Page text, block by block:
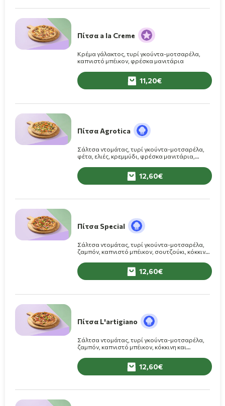
Πίτσα a la Creme
Κρέμα γάλακτος, τυρί γκούντα-μοτσαρέλα,
καπνιστό μπέικον, φρέσκα μανιτάρια
11,20
Πίτσα Agrotica
Σάλτσα ντομάτας, τυρί γκούντα-μοτσαρέλα,
φέτα, ελιές, κρεμμύδι, φρέσκα μανιτάρια,
12,60
Πίτσα Special
Σάλτσα ντομάτας, τυρί γκούντα-μοτσαρέλα,
ζαμπόν, καπνιστό μπέικον, σουτζούκι, κόκκινη
12,60
Πίτσα L'artigiano
Σάλτσα ντομάτας, τυρί γκούντα-μοτσαρέλα,
ζαμπόν, καπνιστό μπέικον, κόκκινη και
12,60